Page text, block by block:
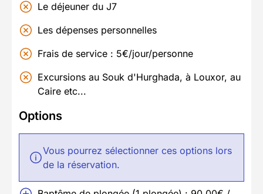
Le déjeuner du J7
Les dépenses personnelles
Frais de service : 5€/jour/personne
Excursions au Souk d'Hurghada, à Louxor, au
Caire etc...
Options
Vous pourrez sélectionner ces options lors
de la réservation.